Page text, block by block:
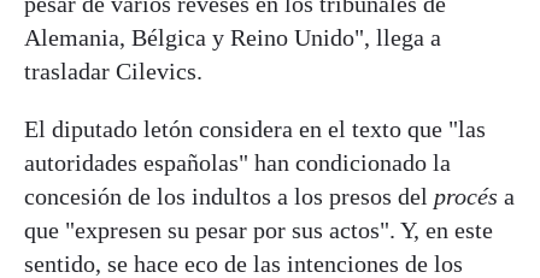
Alemania, Bélgica y Reino Unido", llega a
trasladar Cilevics.
El diputado letón considera en el texto que "las
autoridades españolas" han condicionado la
concesión de los indultos a los presos del procés a
que "expresen su pesar por sus actos". Y, en este
sentido, se hace eco de las intenciones de los